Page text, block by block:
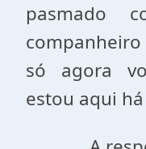
pasmado
só agora
estou aqui